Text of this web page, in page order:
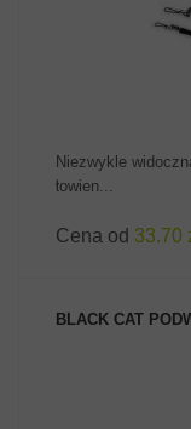
Niezwykle
łowien...
Cena od 33.70
BLACK CAT